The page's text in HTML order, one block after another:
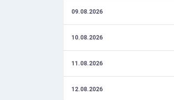
09.08.2026
10.08.2026
11.08.2026
12.08.2026